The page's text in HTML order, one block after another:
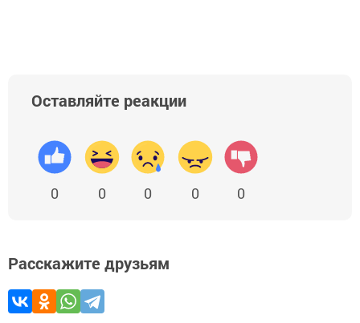
Оставляйте реакции
0 0 0 0 0
Расскажите друзьям